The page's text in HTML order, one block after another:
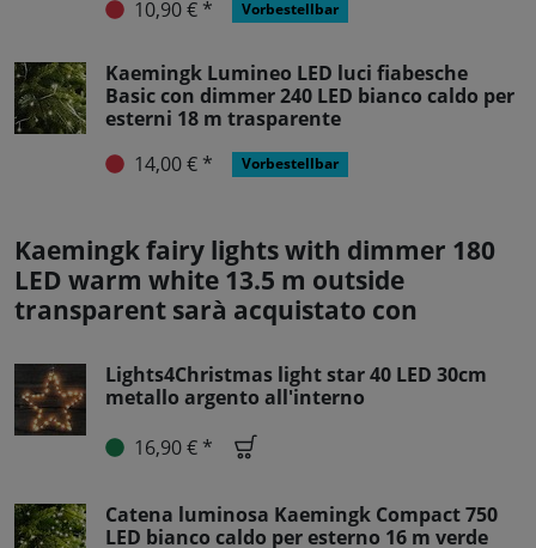
10,90 € * Vorbestellbar
Kaemingk Lumineo LED luci fiabesche
Basic con dimmer 240 LED bianco caldo per
esterni 18 m trasparente
14,00 € *
Vorbestellbar
Kaemingk fairy lights with dimmer 180
LED warm white 13.5 m outside
transparent sarà acquistato con
Lights4Christmas light star 40 LED 30cm
metallo argento all'interno
16,90 € *
Catena luminosa Kaemingk Compact 750
LED bianco caldo per esterno 16 m verde